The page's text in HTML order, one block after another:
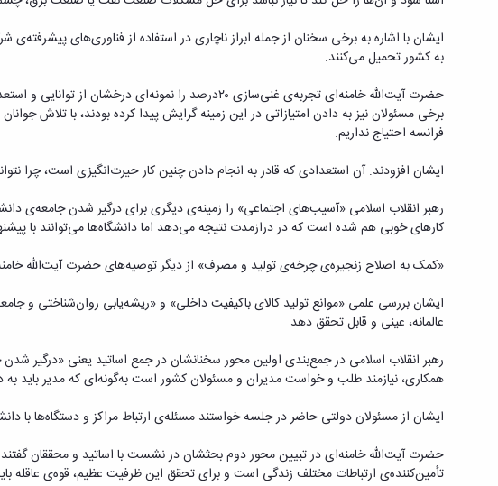
ایشان با اشاره به برخی سخنان از جمله ابراز ناچاری در استفاده از فناوری‌های
به کشور تحمیل می‌کنند.
فرانسه احتیاج نداریم.
ایشان افزودند: آن استعدادی که قادر به انجام دادن چنین کار حیرت‌انگیزی است، چرا
رهبر انقلاب اسلامی «آسیب‌های اجتماعی» را زمینه‌ی دیگری برای درگیر شدن جامعه‌ی
کارهای خوبی هم شده است که در درازمدت نتیجه می‌دهد اما دانشگاه‌ها می‌توانند با
«کمک به اصلاح زنجیره‌ی چرخه‌ی تولید و مصرف» از دیگر توصیه‌های حضرت آیت‌الله
ایشان بررسی علمی «موانع تولید کالای باکیفیت داخلی» و «ریشه‌یابی روان‌شناختی و
عالمانه، عینی و قابل تحقق دهد.
رهبر انقلاب اسلامی در جمع‌بندی اولین محور سخنانشان در جمع اساتید یعنی «درگیر
همکاری، نیازمند طلب و خواست مدیران و مسئولان کشور است به‌گونه‌ای که مدیر باید به
ایشان از مسئولان دولتی حاضر در جلسه خواستند مسئله‌ی ارتباط مراکز و دستگاه‌ها با
حضرت آیت‌الله خامنه‌ای در تبیین محور دوم بحثشان در نشست با اساتید و محققان
تأمین‌کننده‌ی ارتباطات مختلف زندگی است و برای تحقق این ظرفیت عظیم، قوه‌ی عاقله